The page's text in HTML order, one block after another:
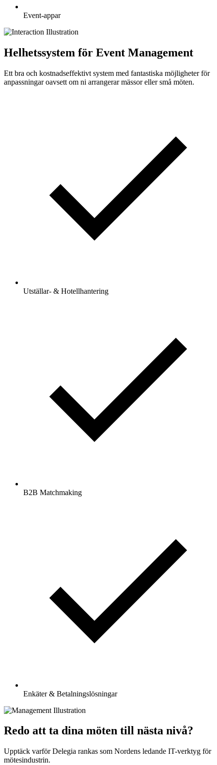
Event-appar
Helhetssystem för Event Management
Ett bra och kostnadseffektivt system med fantastiska möjligheter för
anpassningar oavsett om ni arrangerar mässor eller små möten.
Utställar- & Hotellhantering
B2B Matchmaking
Enkäter & Betalningslösningar
Redo att ta dina möten till nästa nivå?
Upptäck varför Delegia rankas som Nordens ledande IT-verktyg för
mötesindustrin.